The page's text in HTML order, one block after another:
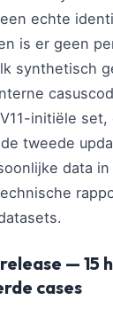
echte
is er geen
synthetisch
initiële
tweede
data
— 15
cases